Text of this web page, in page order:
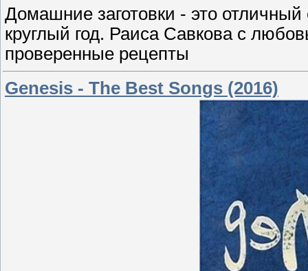
Домашние заготовки - это
круглый год. Раиса Савкова с
проверенные рецепты
Genesis - The Best Songs (2016)